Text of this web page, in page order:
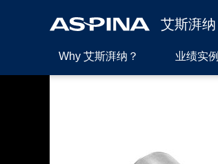
艾斯湃纳
Why 艾斯湃纳？ 业绩实例